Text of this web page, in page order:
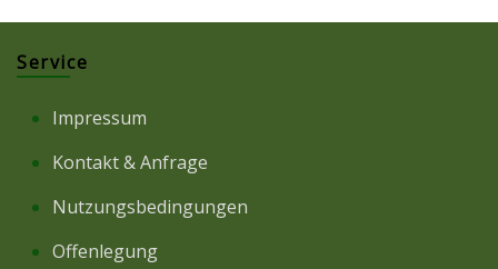
Service
Impressum
Kontakt & Anfrage
Nutzungsbedingungen
Offenlegung